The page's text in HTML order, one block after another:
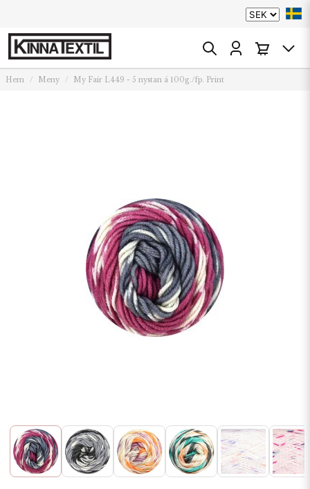
Hem Meny My Fair L449 - 5 nystan á 100g./fp. Print